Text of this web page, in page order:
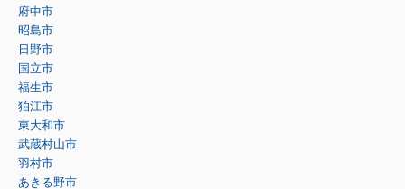
府中市
昭島市
日野市
国立市
福生市
狛江市
東大和市
武蔵村山市
羽村市
あきる野市